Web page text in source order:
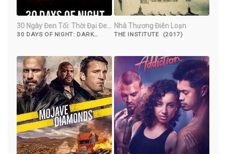
30 Ngày Đen Tối: Thời Đại Đen
Tối
30 DAYS OF NIGHT: DARK
Nhà Thương Điên Loạn
THE INSTITUTE (2017)